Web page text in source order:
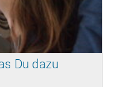
Du dazu